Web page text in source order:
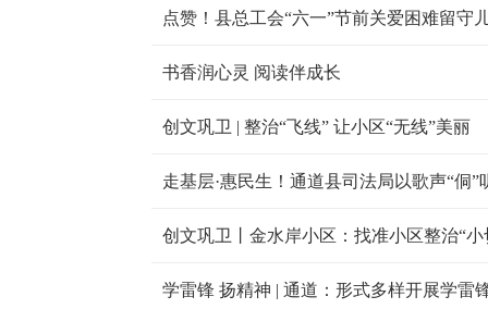
点赞！县总工会“六一”节前关爱困难留守
书香润心灵 阅读伴成长
创文巩卫 | 整治“飞线” 让小区“无线”美丽
走基层·惠民生！通道县司法局以歌声“侗”
学雷锋 扬精神 | 通道：形式多样开展学雷